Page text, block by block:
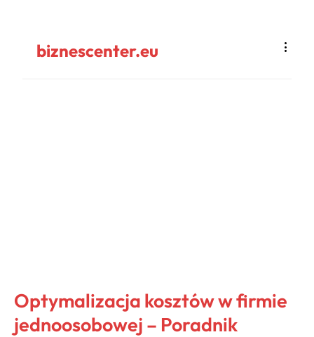
biznescenter.eu
Optymalizacja kosztów w firmie
jednoosobowej – Poradnik